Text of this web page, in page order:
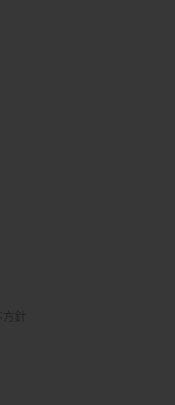
針